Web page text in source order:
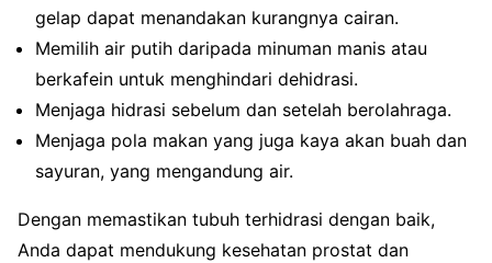
gelap dapat menandakan kurangnya cairan.
Memilih air putih daripada minuman manis atau
berkafein untuk menghindari dehidrasi.
Menjaga hidrasi sebelum dan setelah berolahraga.
Menjaga pola makan yang juga kaya akan buah dan
sayuran, yang mengandung air.
Dengan memastikan tubuh terhidrasi dengan baik,
Anda dapat mendukung kesehatan prostat dan